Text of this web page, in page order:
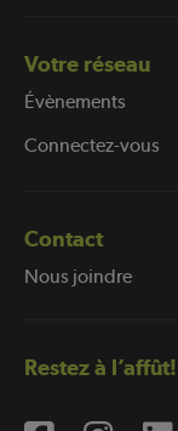
Votre réseau
Évènements
Connectez-vous
Contact
Nous joindre
Restez à l’affût!